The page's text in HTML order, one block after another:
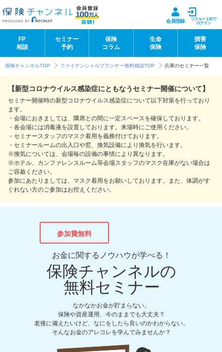
会員登録
リクルートIDで
ログイン
FP
相談
セミナー
予約
保険
コラム
生命
保険
損害
保険
保険チャンネルTOP ファイナンシャルプランナー無料相談TOP 兵庫のセミナー一覧
【新型コロナウイルス感染症にともなうセミナー開催について】
セミナー開催時の新型コロナウイルス感染症について以下対策を行っており
ます。
・会場におきましては、隣席との間に一定スペースを確保しております。
・各会場には消毒液を設置しております。来場時にご使用ください。
・セミナースタッフのマスク着用を義務付けております。
・セミナールームの出入口や窓、換気設備により換気を行います。
※換気については、会場毎の設備の事情により異なります。
※ホテル、カンファレンスルーム等会場スタッフのマスク在庫がない場合は
ご容赦ください。
参加にあたりましては、マスク着用をお願いしております。また、体調がす
ぐれない方のご参加はお控えください。
参加費無料
お金に関するノウハウが学べる！
保険チャンネルの
無料セミナー
なかなかお金が貯まらない。
保険や資産運用、今のままでも大丈夫？
老後に備えたいけど、なにをしたら良いのかわからない。
そんなお金のアレコレを学んでみませんか？